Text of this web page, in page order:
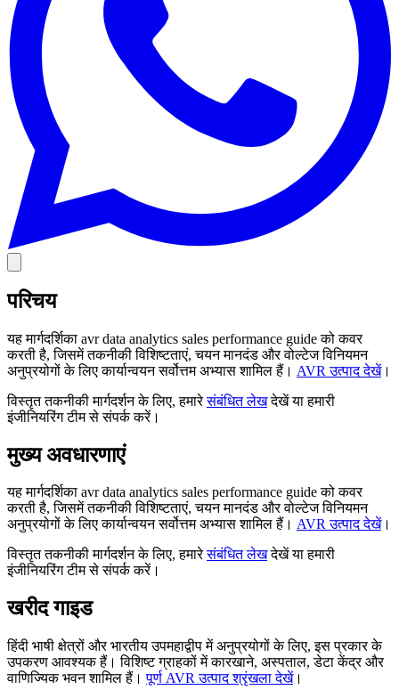
परिचय
यह मार्गदर्शिका avr data analytics sales performance guide को कवर
करती है, जिसमें तकनीकी विशिष्टताएं, चयन मानदंड और वोल्टेज विनियमन
अनुप्रयोगों के लिए कार्यान्वयन सर्वोत्तम अभ्यास शामिल हैं। AVR उत्पाद देखें।
विस्तृत तकनीकी मार्गदर्शन के लिए, हमारेसंबंधित लेखदेखें या हमारी
इंजीनियरिंग टीम से संपर्क करें।
मुख्य अवधारणाएं
यह मार्गदर्शिका avr data analytics sales performance guide को कवर
करती है, जिसमें तकनीकी विशिष्टताएं, चयन मानदंड और वोल्टेज विनियमन
अनुप्रयोगों के लिए कार्यान्वयन सर्वोत्तम अभ्यास शामिल हैं। AVR उत्पाद देखें।
विस्तृत तकनीकी मार्गदर्शन के लिए, हमारेसंबंधित लेखदेखें या हमारी
इंजीनियरिंग टीम से संपर्क करें।
खरीद गाइड
हिंदी भाषी क्षेत्रों और भारतीय उपमहाद्वीप में अनुप्रयोगों के लिए, इस प्रकार के
उपकरण आवश्यक हैं। विशिष्ट ग्राहकों में कारखाने, अस्पताल, डेटा केंद्र और
वाणिज्यिक भवन शामिल हैं।पूर्ण AVR उत्पाद श्रृंखला देखें।